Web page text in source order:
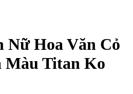
Nữ Hoa Văn Cỏ
Titan Ko